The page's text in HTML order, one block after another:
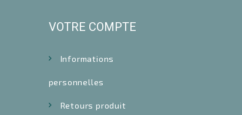
VOTRE COMPTE
Informations
personnelles
Retours produit